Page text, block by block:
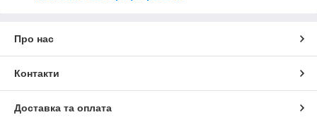
Про нас
Контакти
Доставка та оплата